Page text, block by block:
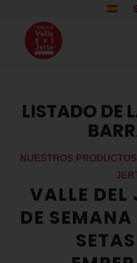
LISTADO DE
NUESTROS PRODUCTOS
VALLE DEL
DE